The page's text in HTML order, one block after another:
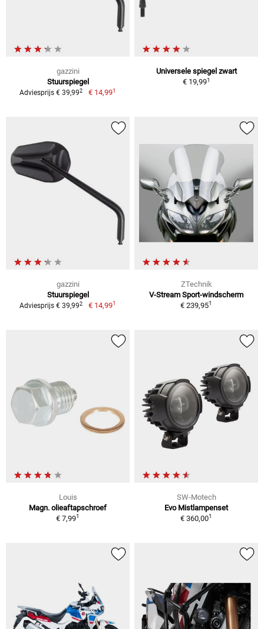
gazzini
Stuurspiegel
Adviesprijs € 39,992 € 14,991
Universele spiegel zwart
€ 19,991
gazzini
Stuurspiegel
Adviesprijs € 39,992 € 14,991
ZTechnik
V-Stream Sport-windscherm
€ 239,951
Louis
Magn. olieaftapschroef
€ 7,991
SW-Motech
Evo Mistlampenset
€ 360,001